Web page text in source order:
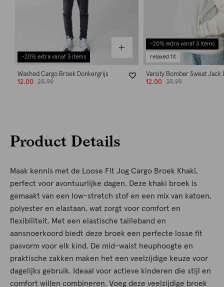
-20% extra vanaf 3 items
Washed Cargo Broek Donkergrijs
12.00
29.99
-20% extra vanaf 3 items
relaxed fit
Varsity Bomber Sweat Jack
12.00
39.99
Product Details
Maak kennis met de Loose Fit Jog Cargo Broek Khaki,
perfect voor avontuurlijke dagen. Deze khaki broek is
gemaakt van een low-stretch stof en een mix van katoen,
polyester en elastaan, wat zorgt voor comfort en
flexibiliteit. Met een elastische tailleband en
aansnoerkoord biedt deze broek een perfecte losse fit
pasvorm voor elk kind. De mid-waist heuphoogte en
praktische zakken maken het een veelzijdige keuze voor
dagelijks gebruik. Ideaal voor actieve kinderen die stijl en
comfort willen combineren. Voeg deze veelzijdige broek